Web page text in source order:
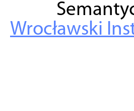
Wrocławski